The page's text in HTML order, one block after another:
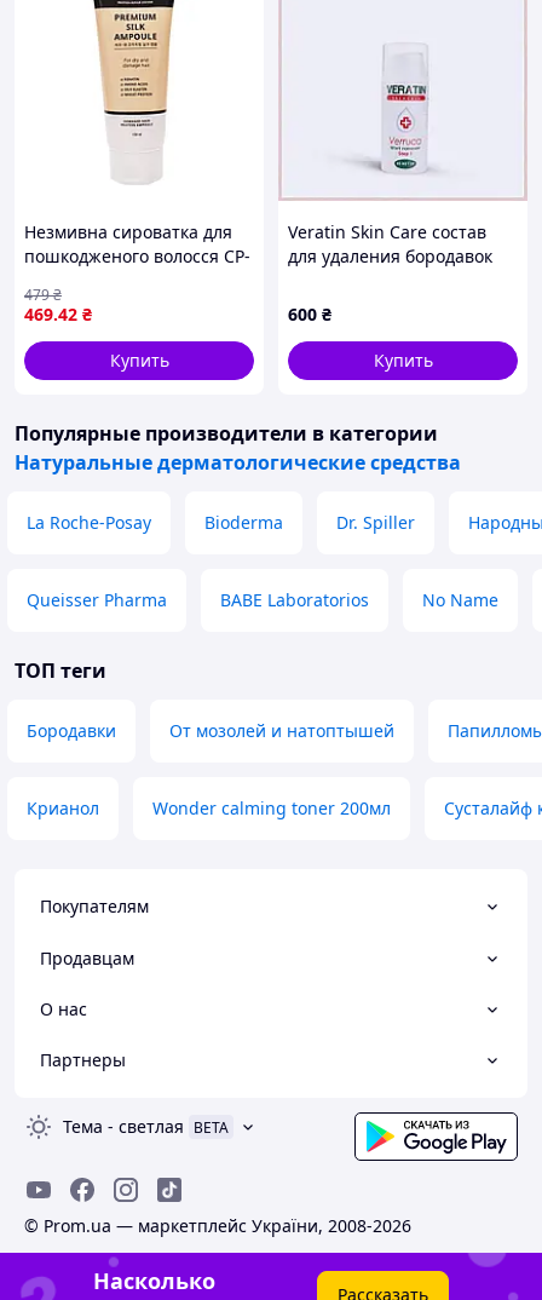
Незмивна сироватка для
пошкодженого волосся CP-
150 мл
469.42 ₴
479₴
Купить
Veratin Skin Care состав
для удаления бородавок
600 ₴
Купить
Популярные производители в категории
Натуральные дерматологические средства
La Roche-Posay Bioderma Dr. Spiller
Queisser Pharma BABE Laboratorios No Name
ТОП теги
Бородавки От мозолей и натоптышей
Крианол Wonder calming toner 200мл Сусталайф
Покупателям
Продавцам
О нас
Партнеры
Тема - светлая BETA
© Prom.ua — маркетплейс України, 2008-2026
Насколько
Рассказать